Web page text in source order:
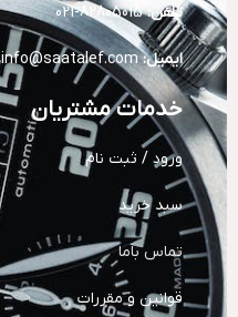
تلفن:82805015-021
ایمیل: info@saatalef.com
خدمات مشتریان
ورود / ثبت نام
سبد خرید
تماس باما
قوانین و مقررات